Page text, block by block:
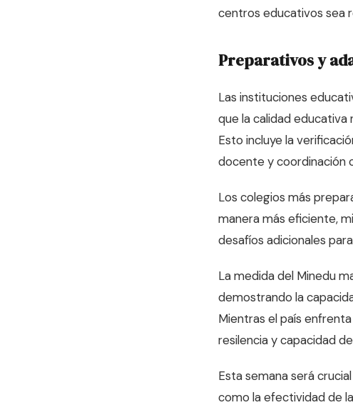
centros educativos sea
Preparativos y
Las instituciones
que la calidad
Esto incluye la
docente y coordinación
Los colegios más
manera más eficiente,
desafíos adicionales
La medida del Minedu
demostrando la
Mientras el país
resilencia y capacidad
Esta semana será
como la efectividad de